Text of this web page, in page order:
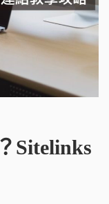
Sitelinks